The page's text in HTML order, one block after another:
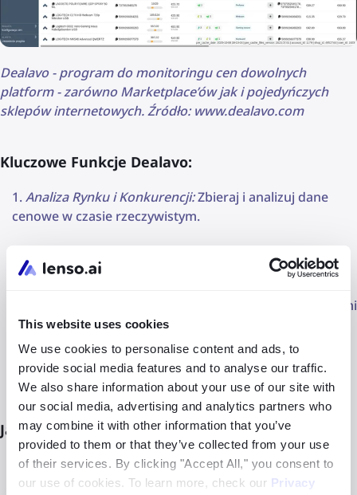
This website uses cookies
We use cookies to personalise content and ads, to
provide social media features and to analyse our traffic.
We also share information about your use of our site with
our social media, advertising and analytics partners who
may combine it with other information that you’ve
provided to them or that they’ve collected from your use
of their services. By clicking "Accept All," you consent to
our use of cookies. To learn more, check our Privacy
Dealavo - program do monitoringu cen dowolnych
platform - zarówno Marketplace’ów jak i pojedyńczych
sklepów internetowych. Źródło: www.dealavo.com
Kluczowe Funkcje Dealavo:
Analiza Rynku i Konkurencji:Zbieraj i analizuj dane
cenowe w czasie rzeczywistym.
cen do zmieniających się warunków rynkowych.
: Dealavo współpracuje z popularnymi
platformami e-commerce.
Alarmy Cenowe
: Ostrzegaj o nagłych zmianach cen i
wojnach cenowych.
Jak Skutecznie Wykorzystać Dealavo?
Wybierz Produkty do Monitorowania: Określ, które
produkty wymagają szczególnej uwagi.